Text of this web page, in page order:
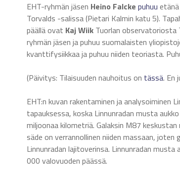
EHT-ryhmän jäsen Heino Falcke puhuu
Torvalds -salissa (Pietari Kalmin katu 5).
päällä ovat Kaj Wiik Tuorlan
ryhmän jäsen ja puhuu suomalaisten
kvanttifysiikkaa ja puhuu niiden teoriasta.
(Päivitys: Tilaisuuden nauhoitus on tässä. En
EHT:n kuvan rakentaminen ja
tapauksessa, koska Linnunradan musta
miljoonaa kilometriä. Galaksin M87
säde on verrannollinen niiden massaan,
Linnunradan lajitoverinsa. Linnunradan
000 valovuoden päässä.